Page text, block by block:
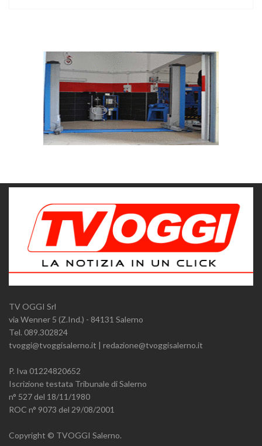
TV OGGI Srl
via Wenner 5 (Z.Ind.) - 84131 Salerno
Tel. 089.302824
tvoggi@tvoggisalerno.it | redazione@tvoggisalerno.it
P. Iva 01224820652
Iscrizione testata Tribunale di Salerno
n° 527 del 18/11/1980
ROC n° 9073 del 29/08/2001
Copyright © TVOGGI Salerno.